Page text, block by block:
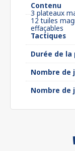
Contenu
3 plateaux
12 tuiles
effaçables
Tactiques
Durée de
Nombre de
Nombre de